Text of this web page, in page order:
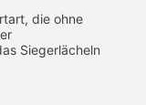
die ohne
Siegerlächeln